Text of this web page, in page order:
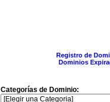
Registro de
Dominios
Categorías de Dominio: